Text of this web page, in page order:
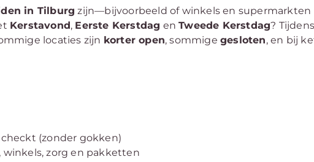
in Tilburg zijn—bijvoorbeeld of winkels en supermarkten
Kerstavond, Eerste Kerstdag enTweede Kerstdag? Tijdens
locaties zijn korter open, sommigegesloten, en bij
(zonder gokken)
winkels, zorg en pakketten